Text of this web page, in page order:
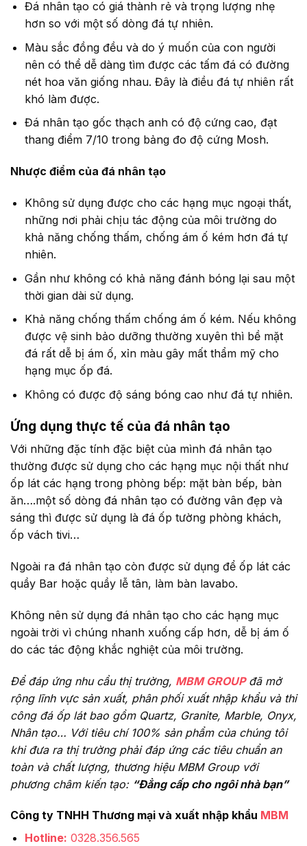
Đá nhân tạo có giá thành rẻ và trọng lượng nhẹ
hơn so với một số dòng đá tự nhiên.
Màu sắc đồng đều và do ý muốn của con người
nên có thể dễ dàng tìm được các tấm đá có đường
nét hoa văn giống nhau. Đây là điều đá tự nhiên rất
khó làm được.
Đá nhân tạo gốc thạch anh có độ cứng cao, đạt
thang điểm 7/10 trong bảng đo độ cứng Mosh.
Nhược điểm của đá nhân tạo
Không sử dụng được cho các hạng mục ngoại thất,
những nơi phải chịu tác động của môi trường do
khả năng chống thấm, chống ám ố kém hơn đá tự
nhiên.
Gần như không có khả năng đánh bóng lại sau một
thời gian dài sử dụng.
Khả năng chống thấm chống ám ố kém. Nếu không
được vệ sinh bảo dưỡng thường xuyên thì bề mặt
đá rất dễ bị ám ố, xỉn màu gây mất thẩm mỹ cho
hạng mục ốp đá.
Không có được độ sáng bóng cao như đá tự nhiên.
Ứng dụng thực tế của đá nhân tạo
Với những đặc tính đặc biệt của mình đá nhân tạo
thường được sử dụng cho các hạng mục nội thất như
ốp lát các hạng trong phòng bếp: mặt bàn bếp, bàn
ăn….một số dòng đá nhân tạo có đường vân đẹp và
sáng thì được sử dụng là đá ốp tường phòng khách,
ốp vách tivi…
Ngoài ra đá nhân tạo còn được sử dụng để ốp lát các
quầy Bar hoặc quầy lễ tân, làm bàn lavabo.
Không nên sử dụng đá nhân tạo cho các hạng mục
ngoài trời vì chúng nhanh xuống cấp hơn, dễ bị ám ố
do các tác động khắc nghiệt của môi trường.
Để đáp ứng nhu cầu thị trường, MBM GROUPđã mở
rộng lĩnh vực sản xuất, phân phối xuất nhập khẩu và thi
công đá ốp lát bao gồm Quartz, Granite, Marble, Onyx,
Nhân tạo… Với tiêu chí 100% sản phẩm của chúng tôi
khi đưa ra thị trường phải đáp ứng các tiêu chuẩn an
toàn và chất lượng, thương hiệu MBM Group với
phương châm kiến tạo: “Đẳng cấp cho ngôi nhà bạn”
Công ty TNHH Thương mại và xuất nhập khẩu MBM
Hotline: 0328.356.565